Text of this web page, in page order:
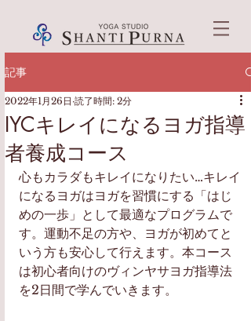
記事
IYCキレイになるヨガ指導
者養成コース
2022年1月26日 読了時間: 2分
心もカラダもキレイになりたい…キレイ
になるヨガはヨガを習慣にする「はじ
めの一歩」として最適なプログラムで
す。運動不足の方や、ヨガが初めてと
いう方も安心して行えます。本コース
は初心者向けのヴィンヤサヨガ指導法
を2日間で学んでいきます。